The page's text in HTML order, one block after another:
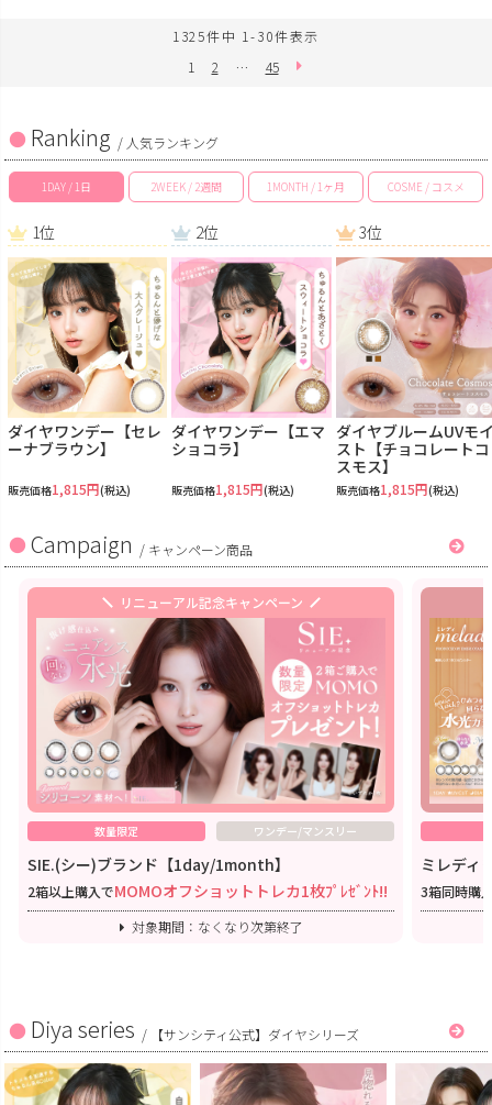
1325件中 1-30件表示
1
2 … 45
Ranking / 人気ランキング
1DAY / 1日 2WEEK / 2週間 1MONTH / 1ヶ月 COSME / コスメ
1位
ダイヤワンデー【セレ
ーナブラウン】
販売価格1,815円(税込)
2位
ダイヤワンデー【エマ
ショコラ】
販売価格1,815円(税込)
3位
ダイヤブルームUVモ
スト【チョコレートコ
スモス】
販売価格1,815円(税込)
Campaign / キャンペーン商品
リニューアル記念キャンペーン
数量限定 ワンデー/マンスリー
SIE.(シー)ブランド【1day/1month】
2箱以上購入でMOMOオフショットトレカ1枚ﾌﾟﾚｾﾞﾝﾄ!!
対象期間：なくなり次第終了
ミレディ
3箱同時購
Diya series / 【サンシティ公式】ダイヤシリーズ